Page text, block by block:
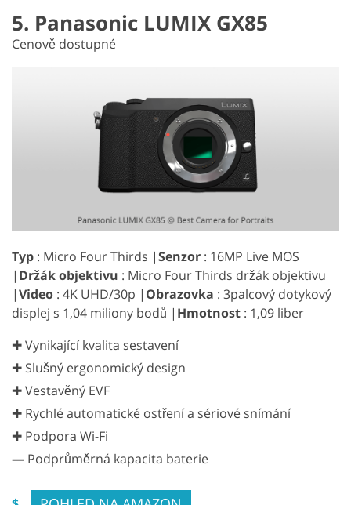
5. Panasonic LUMIX GX85
Cenově dostupné
Typ : Micro Four Thirds |Senzor : 16MP Live MOS
| Držák objektivu : Micro Four Thirds držák objektivu
|Video : 4K UHD/30p | Obrazovka : 3palcový dotykový
displej s 1,04 miliony bodů | Hmotnost : 1,09 liber
✚ Vynikající kvalita sestavení
✚ Slušný ergonomický design
✚ Vestavěný EVF
✚ Rychlé automatické ostření a sériové snímání
✚ Podpora Wi-Fi
— Podprůměrná kapacita baterie